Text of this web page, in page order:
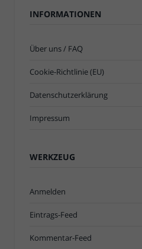
INFORMATIONEN
Über uns / FAQ
Cookie-Richtlinie (EU)
Datenschutzerklärung
Impressum
WERKZEUG
Anmelden
Eintrags-Feed
Kommentar-Feed